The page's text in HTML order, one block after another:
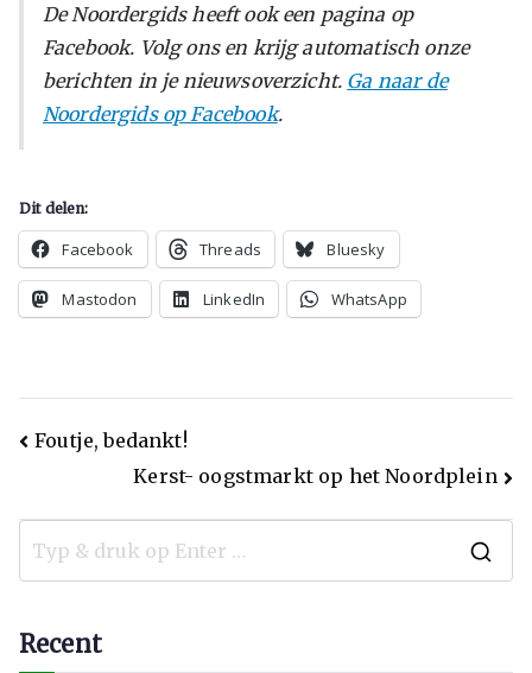
De Noordergids heeft ook een pagina op
Facebook. Volg ons en krijg automatisch onze
berichten in je nieuwsoverzicht. Ga naar de
Noordergids op Facebook.
Dit delen:
Facebook Threads Bluesky
Mastodon LinkedIn WhatsApp
Foutje, bedankt!
Kerst- oogstmarkt op het Noordplein
Recent